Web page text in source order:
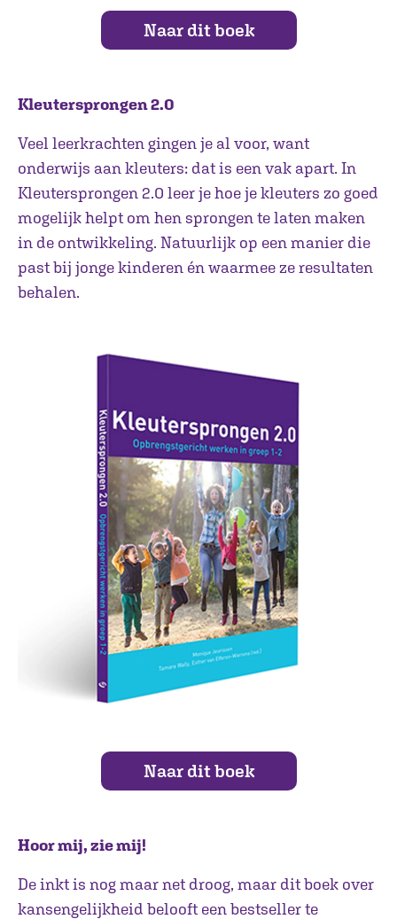
Naar dit boek
Kleutersprongen 2.0
Veel leerkrachten gingen je al voor, want
onderwijs aan kleuters: dat is een vak apart. In
Kleutersprongen 2.0 leer je hoe je kleuters zo goed
mogelijk helpt om hen sprongen te laten maken
in de ontwikkeling. Natuurlijk op een manier die
past bij jonge kinderen én waarmee ze resultaten
behalen.
Naar dit boek
Hoor mij, zie mij!
De inkt is nog maar net droog, maar dit boek over
kansengelijkheid belooft een bestseller te